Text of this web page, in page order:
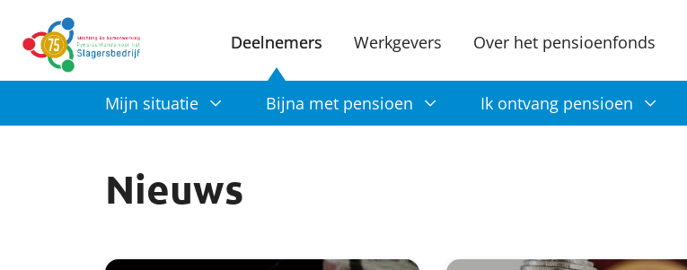
Deelnemers Werkgevers Over het pensioenfonds
Mijn situatie Bijna met pensioen Ik ontvang pensioen
Nieuws